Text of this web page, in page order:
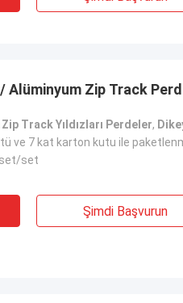
Zip Track
Track Yıldızları Perdeler,
ve 7 kat karton kutu ile
set/set
Şimdi Başvurun